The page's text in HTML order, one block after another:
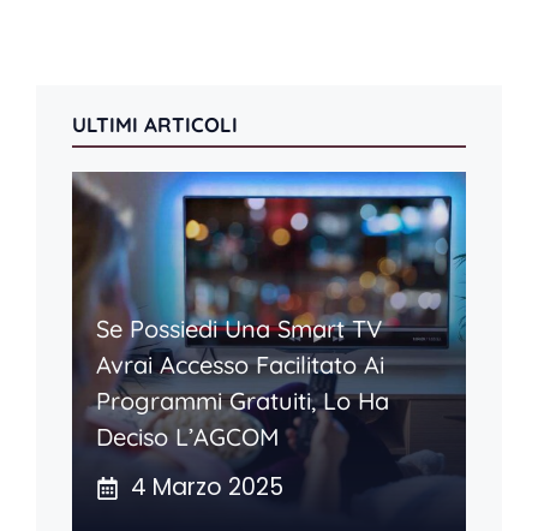
ULTIMI ARTICOLI
Se Possiedi Una Smart TV
Avrai Accesso Facilitato Ai
Programmi Gratuiti, Lo Ha
Deciso L’AGCOM
4 Marzo 2025